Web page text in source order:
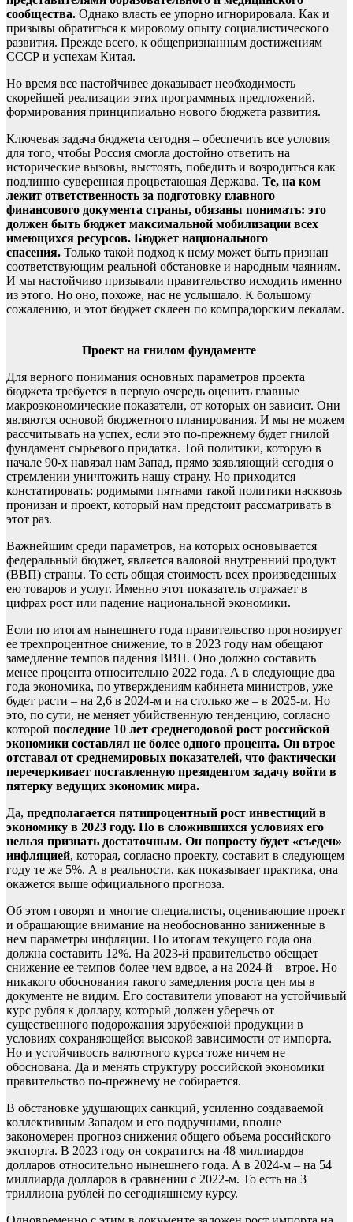
сообщества. Однако власть ее упорно игнорировала. Как и
призывы обратиться к мировому опыту социалистического
развития. Прежде всего, к общепризнанным достижениям
СССР и успехам Китая.
Но время все настойчивее доказывает необходимость
скорейшей реализации этих программных предложений,
формирования принципиально нового бюджета развития.
Ключевая задача бюджета сегодня – обеспечить все условия
для того, чтобы Россия смогла достойно ответить на
исторические вызовы, выстоять, победить и возродиться как
подлинно суверенная процветающая Держава. Те, на ком
лежит ответственность за подготовку главного
финансового документа страны, обязаны понимать: это
должен быть бюджет максимальной мобилизации всех
имеющихся ресурсов. Бюджет национального
спасения. Только такой подход к нему может быть признан
соответствующим реальной обстановке и народным чаяниям.
И мы настойчиво призывали правительство исходить именно
из этого. Но оно, похоже, нас не услышало. К большому
сожалению, и этот бюджет склеен по компрадорским лекалам.
Проект на гнилом фундаменте
Для верного понимания основных параметров проекта
бюджета требуется в первую очередь оценить главные
макроэкономические показатели, от которых он зависит. Они
являются основой бюджетного планирования. И мы не можем
рассчитывать на успех, если это по-прежнему будет гнилой
фундамент сырьевого придатка. Той политики, которую в
начале 90-х навязал нам Запад, прямо заявляющий сегодня о
стремлении уничтожить нашу страну. Но приходится
констатировать: родимыми пятнами такой политики насквозь
пронизан и проект, который нам предстоит рассматривать в
этот раз.
Важнейшим среди параметров, на которых основывается
федеральный бюджет, является валовой внутренний продукт
(ВВП) страны. То есть общая стоимость всех произведенных
ею товаров и услуг. Именно этот показатель отражает в
цифрах рост или падение национальной экономики.
Если по итогам нынешнего года правительство прогнозирует
ее трехпроцентное снижение, то в 2023 году нам обещают
замедление темпов падения ВВП. Оно должно составить
менее процента относительно 2022 года. А в следующие два
года экономика, по утверждениям кабинета министров, уже
будет расти – на 2,6 в 2024-м и на столько же – в 2025-м. Но
это, по сути, не меняет убийственную тенденцию, согласно
которой последние 10 лет среднегодовой рост российской
экономики составлял не более одного процента. Он втрое
отставал от среднемировых показателей, что фактически
перечеркивает поставленную президентом задачу войти в
пятерку ведущих экономик мира.
Да, предполагается пятипроцентный рост инвестиций в
экономику в 2023 году. Но в сложившихся условиях его
нельзя признать достаточным. Он попросту будет «съеден»
инфляцией, которая, согласно проекту, составит в следующем
году те же 5%. А в реальности, как показывает практика, она
окажется выше официального прогноза.
Об этом говорят и многие специалисты, оценивающие проект
и обращающие внимание на необоснованно заниженные в
нем параметры инфляции. По итогам текущего года она
должна составить 12%. На 2023-й правительство обещает
снижение ее темпов более чем вдвое, а на 2024-й – втрое. Но
никакого обоснования такого замедления роста цен мы в
документе не видим. Его составители уповают на устойчивый
курс рубля к доллару, который должен уберечь от
существенного подорожания зарубежной продукции в
условиях сохраняющейся высокой зависимости от импорта.
Но и устойчивость валютного курса тоже ничем не
обоснована. Да и менять структуру российской экономики
правительство по-прежнему не собирается.
В обстановке удушающих санкций, усиленно создаваемой
коллективным Западом и его подручными, вполне
закономерен прогноз снижения общего объема российского
экспорта. В 2023 году он сократится на 48 миллиардов
долларов относительно нынешнего года. А в 2024-м – на 54
миллиарда долларов в сравнении с 2022-м. То есть на 3
триллиона рублей по сегодняшнему курсу.